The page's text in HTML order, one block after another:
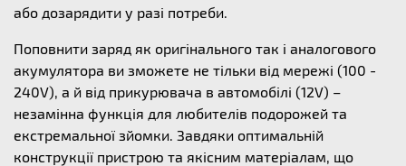
або дозарядити у разі потреби.
Поповнити заряд як оригінального так і аналогового
акумулятора ви зможете не тільки від мережі (100 -
240V), а й від прикурювача в автомобілі (12V) –
незамінна функція для любителів подорожей та
екстремальної зйомки. Завдяки оптимальній
конструкції пристрою та якісним матеріалам, що